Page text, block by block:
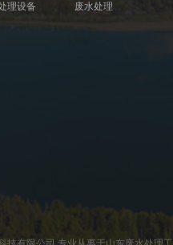
理设备 废水处理